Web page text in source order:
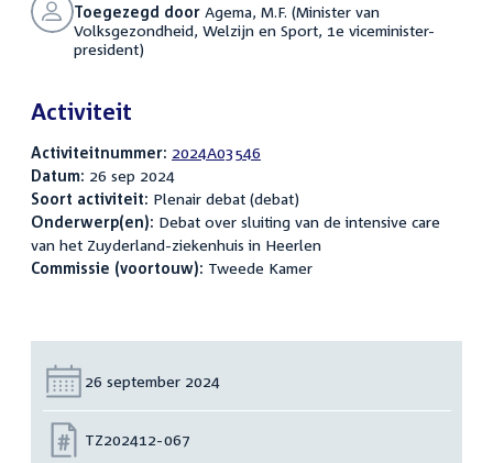
Toegezegd doorAgema, M.F. (Minister van
Volksgezondheid, Welzijn en Sport, 1e viceminister-
president)
Activiteit
Activiteitnummer: 2024A03546
Datum: 26 sep 2024
Soort activiteit: Plenair debat (debat)
Onderwerp(en): Debat over sluiting van de intensive care
van het Zuyderland-ziekenhuis in Heerlen
Commissie (voortouw): Tweede Kamer
Datum:
26 september 2024
Nummer:
TZ202412-067